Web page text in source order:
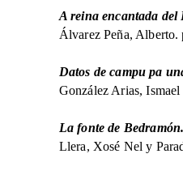
A reina encantada del
Álvarez Peña, Alberto.
Datos de campu pa
González Arias,
La fonte de Bedramón.
Llera, Xosé Nel y